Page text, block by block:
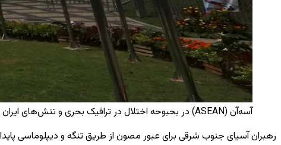
آسه‌آن (ASEAN) در بحبوحه اختلال در ترافیک بحری و تنش‌های ایران و آمریکا، خواستار آرامش شد / Reuters
رهبران آسیای جنوب شرقی برای عبور مصون از طریق تنگه و دیپلوماسی